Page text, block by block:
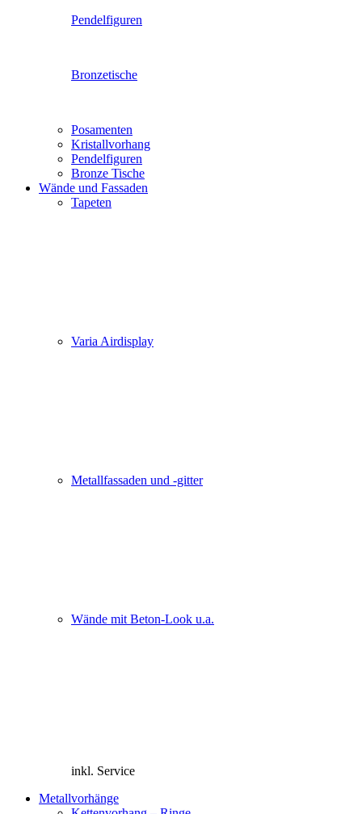
Pendelfiguren
Bronzetische
Posamenten
Kristallvorhang
Pendelfiguren
Bronze Tische
Wände und Fassaden
Tapeten
Varia Airdisplay
Metallfassaden und -gitter
Wände mit Beton-Look u.a.
inkl. Service
Metallvorhänge